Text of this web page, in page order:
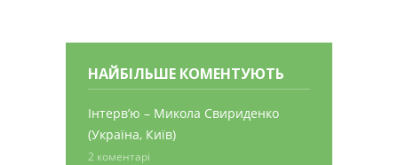
НАЙБІЛЬШЕ КОМЕНТУЮТЬ
Інтерв’ю – Микола Свириденко
(Україна, Київ)
2 коментарі